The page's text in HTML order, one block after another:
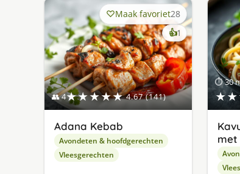
👥 4★★★★★ 4.67 (141)
Maak favoriet28
👍1keer
lekker
gevonden
Adana Kebab
Avondeten & hoofdgerechten
Vleesgerechten
⏱ 30
met